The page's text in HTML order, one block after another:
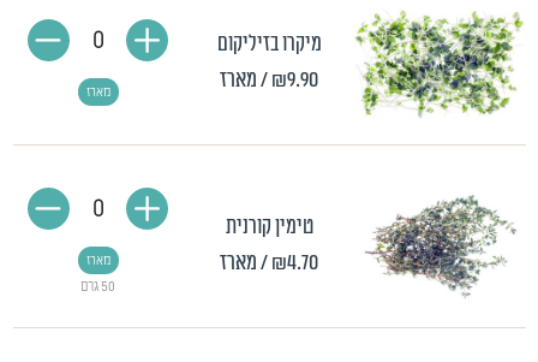
מיקרו בזיליקום
₪9.90/ מארז מארז
0
טימין קורנית
₪4.70/ מארז
50 גרם
מארז
0